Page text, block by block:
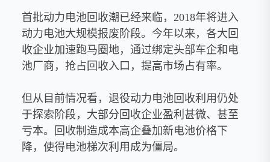
首批动力电池回收潮已经来临，2018年将进入
动力电池大规模报废阶段。今年以来，各大回
收企业加速跑马圈地，通过绑定头部车企和电
池厂商，抢占回收入口，提高市场占有率。
但从目前情况看，退役动力电池回收利用仍处
于探索阶段，大部分回收企业盈利甚微、甚至
亏本。回收制造成本高企叠加新电池价格下
降，使得电池梯次利用成为僵局。